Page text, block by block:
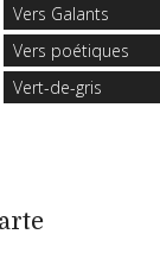
Vers Galants
Vers poétiques
Vert-de-gris